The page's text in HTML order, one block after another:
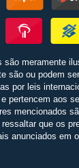
são meramente
são ou podem
por leis
pertencem aos
mencionados
que os
anunciados em